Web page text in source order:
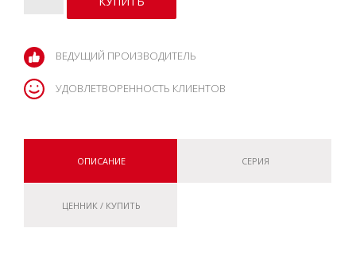
ВЕДУЩИЙ ПРОИЗВОДИТЕЛЬ
УДОВЛЕТВОРЕННОСТЬ КЛИЕНТОВ
ОПИСАНИЕ СЕРИЯ
ЦЕННИК / КУПИТЬ